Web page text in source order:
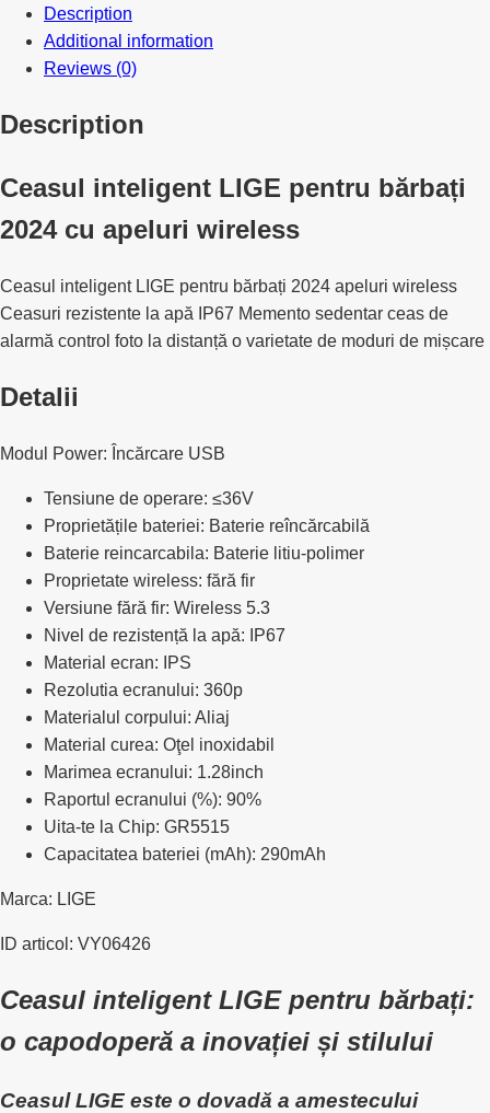
Description
Additional information
Reviews (0)
Description
Ceasul inteligent LIGE pentru bărbați
2024 cu apeluri wireless
Ceasul inteligent LIGE pentru bărbați 2024 apeluri wireless
Ceasuri rezistente la apă IP67 Memento sedentar ceas de
alarmă control foto la distanță o varietate de moduri de mișcare
Detalii
Modul Power: Încărcare USB
Tensiune de operare: ≤36V
Proprietățile bateriei: Baterie reîncărcabilă
Baterie reincarcabila: Baterie litiu-polimer
Proprietate wireless: fără fir
Versiune fără fir: Wireless 5.3
Nivel de rezistență la apă: IP67
Material ecran: IPS
Rezolutia ecranului: 360p
Materialul corpului: Aliaj
Material curea: Oţel inoxidabil
Marimea ecranului: 1.28inch
Raportul ecranului (%): 90%
Uita-te la Chip: GR5515
Capacitatea bateriei (mAh): 290mAh
Marca: LIGE
ID articol: VY06426
Ceasul inteligent LIGE pentru bărbați:
o capodoperă a inovației și stilului
Ceasul LIGE este o dovadă a amestecului